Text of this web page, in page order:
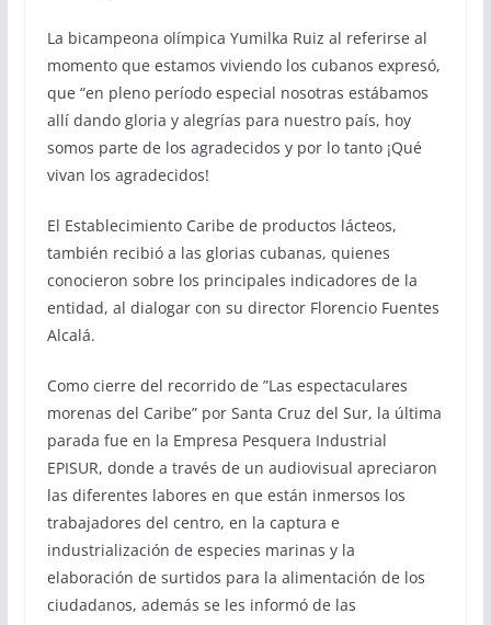
La bicampeona olímpica Yumilka Ruiz al referirse al
momento que estamos viviendo los cubanos expresó,
que “en pleno período especial nosotras estábamos
allí dando gloria y alegrías para nuestro país, hoy
somos parte de los agradecidos y por lo tanto ¡Qué
vivan los agradecidos!
El Establecimiento Caribe de productos lácteos,
también recibió a las glorias cubanas, quienes
conocieron sobre los principales indicadores de la
entidad, al dialogar con su director Florencio Fuentes
Alcalá.
Como cierre del recorrido de ”Las espectaculares
morenas del Caribe” por Santa Cruz del Sur, la última
parada fue en la Empresa Pesquera Industrial
EPISUR, donde a través de un audiovisual apreciaron
las diferentes labores en que están inmersos los
trabajadores del centro, en la captura e
industrialización de especies marinas y la
elaboración de surtidos para la alimentación de los
ciudadanos, además se les informó de las